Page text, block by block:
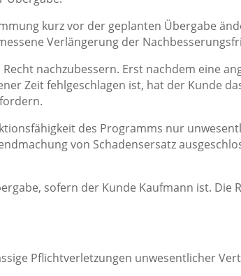
kurz vor der geplanten Übergabe
Verlängerung der
nachzubessern. Erst nachdem eine
Zeit fehlgeschlagen ist, hat der Kunde
des Programms nur
von Schadensersatz
sofern der Kunde Kaufmann ist. Die
Pflichtverletzungen unwesentlicher